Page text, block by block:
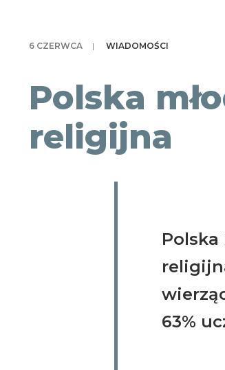
6 CZERWCA | WIADOMOŚCI
Polska
religijna
Polska
63%